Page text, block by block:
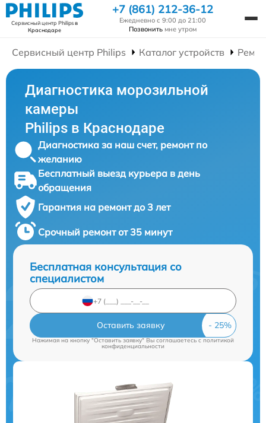
Сервисный центр Philipsв
Краснодаре
+7 (861) 212-36-12
Ежедневно с 9:00 до 21:00
Позвонить мне утром
Сервисный центр Philips Каталог устройств
Диагностика морозильной
камеры
Philips в Краснодаре
Диагностика за наш счет, ремонт по
желанию
Бесплатный выезд курьера в день
обращения
Гарантия на ремонт до 3 лет
Срочный ремонт от 35 минут
Бесплатная консультация со
специалистом
Оставить заявку
Нажимая на кнопку "Оставить заявку" Вы соглашаетесь c политикой
конфиденциальности